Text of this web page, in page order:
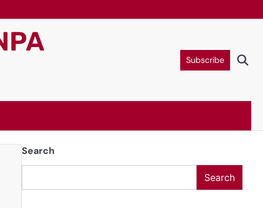
Subscribe
Search
Search